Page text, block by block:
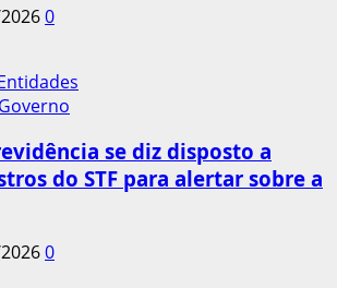
0
se diz disposto a
do STF para alertar sobre a
0